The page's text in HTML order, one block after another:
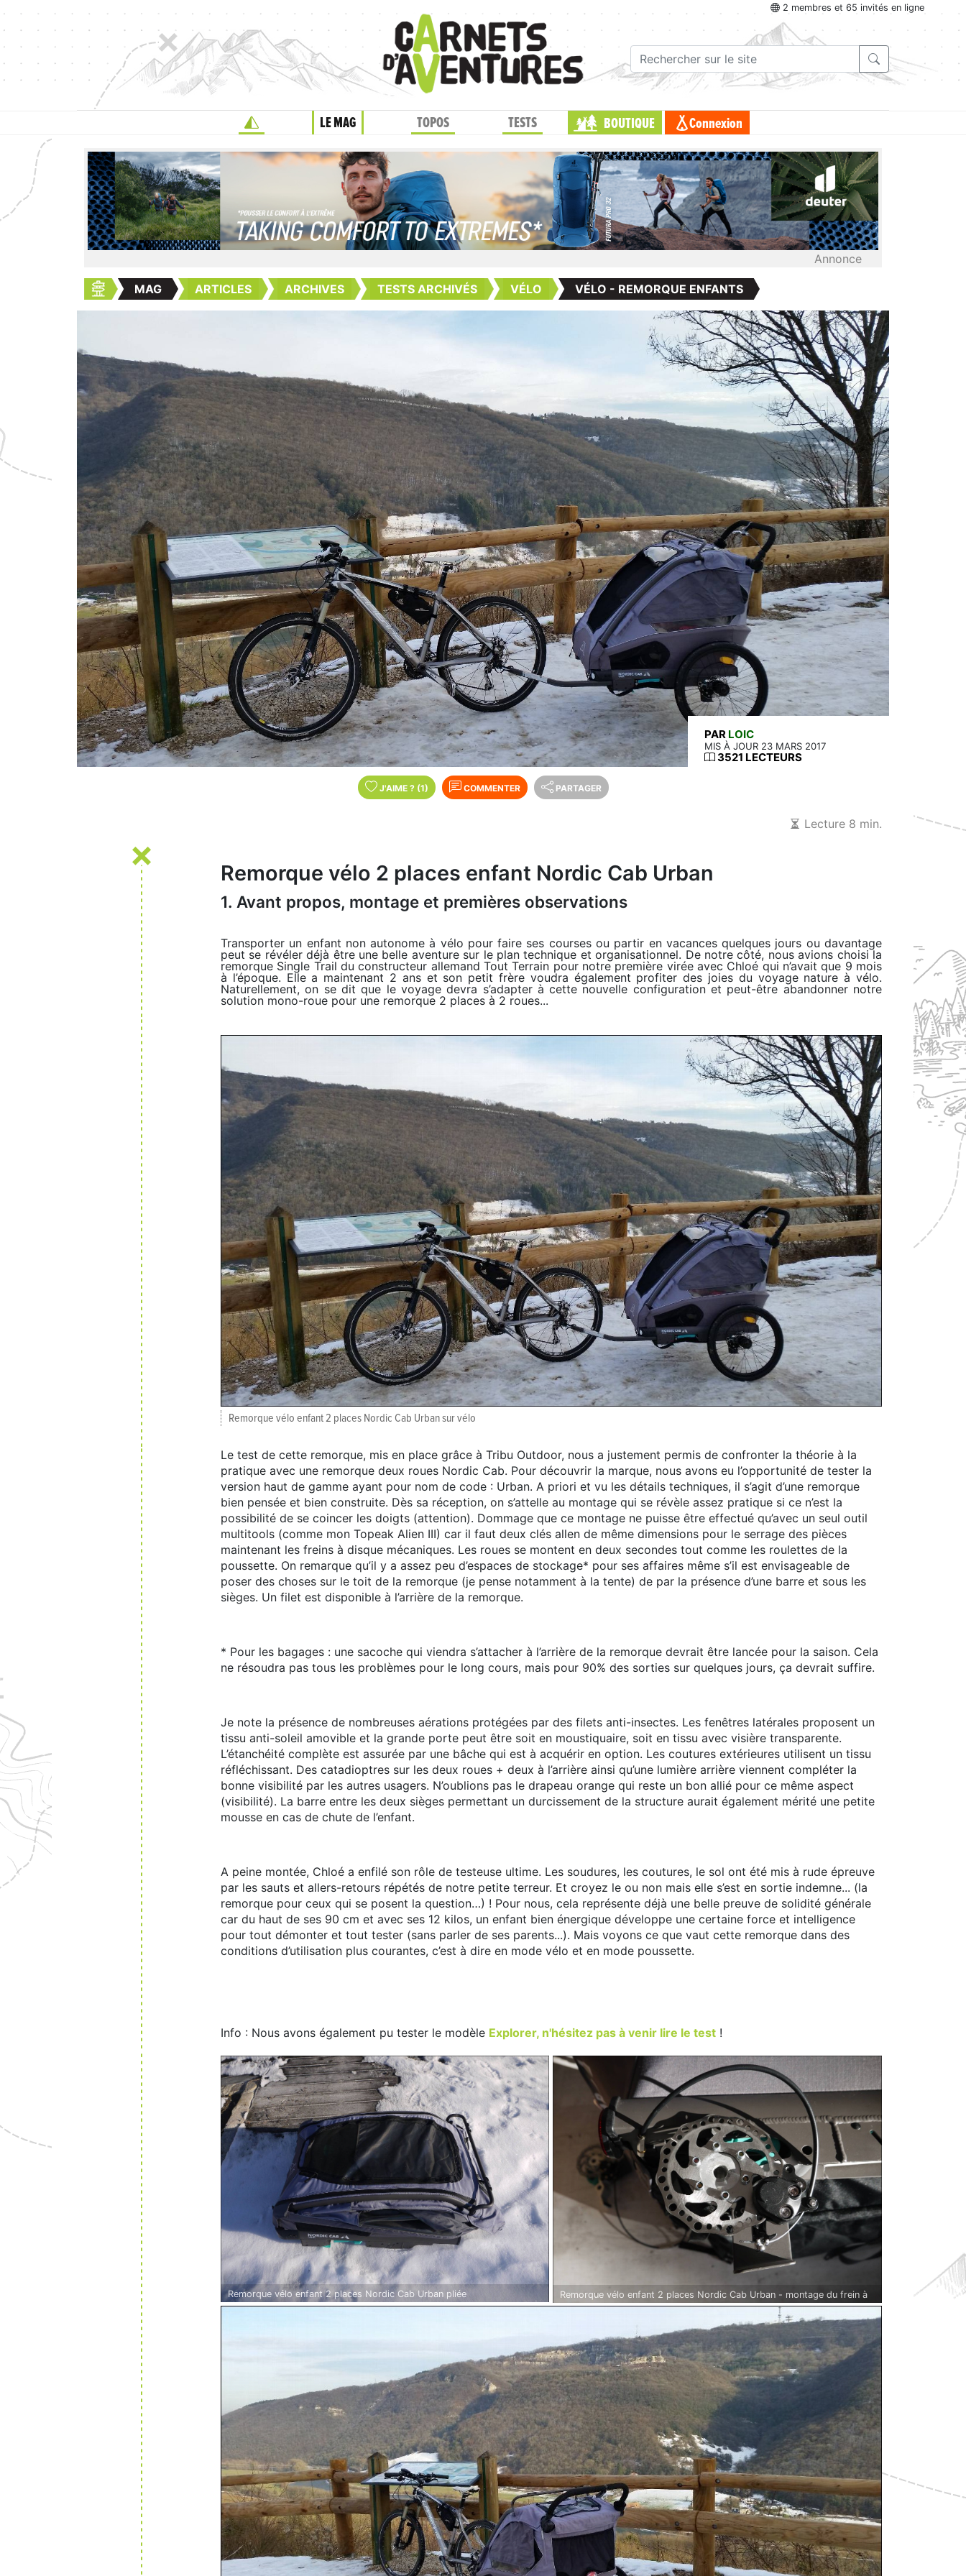
2 membres et 65 invités en ligne
LE MAG TOPOS TESTS BOUTIQUE Connexion
Annonce
MAG ARTICLES ARCHIVES TESTS ARCHIVÉS VÉLO VÉLO - REMORQUE ENFANTS
PAR LOIC
MIS À JOUR 23 MARS 2017
3521 LECTEURS
J'AIME ? (1) COMMENTER PARTAGER
Lecture 8 min.
Remorque vélo 2 places enfant Nordic Cab Urban
1. Avant propos, montage et premières observations
Transporter un enfant non autonome à vélo pour faire ses courses ou partir en vacances quelques jours ou davantage
peut se révéler déjà être une belle aventure sur le plan technique et organisationnel. De notre côté, nous avions choisi la
remorque Single Trail du constructeur allemand Tout Terrain pour notre première virée avec Chloé qui n’avait que 9 mois
à l’époque. Elle a maintenant 2 ans et son petit frère voudra également profiter des joies du voyage nature à vélo.
Naturellement, on se dit que le voyage devra s’adapter à cette nouvelle configuration et peut-être abandonner notre
solution mono-roue pour une remorque 2 places à 2 roues...
Remorque vélo enfant 2 places Nordic Cab Urban sur vélo
Le test de cette remorque, mis en place grâce à Tribu Outdoor, nous a justement permis de confronter la théorie à la
pratique avec une remorque deux roues Nordic Cab. Pour découvrir la marque, nous avons eu l’opportunité de tester la
version haut de gamme ayant pour nom de code : Urban. A priori et vu les détails techniques, il s’agit d’une remorque
bien pensée et bien construite. Dès sa réception, on s’attelle au montage qui se révèle assez pratique si ce n’est la
possibilité de se coincer les doigts (attention). Dommage que ce montage ne puisse être effectué qu’avec un seul outil
multitools (comme mon Topeak Alien III) car il faut deux clés allen de même dimensions pour le serrage des pièces
maintenant les freins à disque mécaniques. Les roues se montent en deux secondes tout comme les roulettes de la
poussette. On remarque qu’il y a assez peu d’espaces de stockage* pour ses affaires même s’il est envisageable de
poser des choses sur le toit de la remorque (je pense notamment à la tente) de par la présence d’une barre et sous les
sièges. Un filet est disponible à l’arrière de la remorque.
* Pour les bagages : une sacoche qui viendra s’attacher à l’arrière de la remorque devrait être lancée pour la saison. Cela
ne résoudra pas tous les problèmes pour le long cours, mais pour 90% des sorties sur quelques jours, ça devrait suffire.
Je note la présence de nombreuses aérations protégées par des filets anti-insectes. Les fenêtres latérales proposent un
tissu anti-soleil amovible et la grande porte peut être soit en moustiquaire, soit en tissu avec visière transparente.
L’étanchéité complète est assurée par une bâche qui est à acquérir en option. Les coutures extérieures utilisent un tissu
réfléchissant. Des catadioptres sur les deux roues + deux à l’arrière ainsi qu’une lumière arrière viennent compléter la
bonne visibilité par les autres usagers. N’oublions pas le drapeau orange qui reste un bon allié pour ce même aspect
(visibilité). La barre entre les deux sièges permettant un durcissement de la structure aurait également mérité une petite
mousse en cas de chute de l’enfant.
A peine montée, Chloé a enfilé son rôle de testeuse ultime. Les soudures, les coutures, le sol ont été mis à rude épreuve
par les sauts et allers-retours répétés de notre petite terreur. Et croyez le ou non mais elle s’est en sortie indemne... (la
remorque pour ceux qui se posent la question…) ! Pour nous, cela représente déjà une belle preuve de solidité générale
car du haut de ses 90 cm et avec ses 12 kilos, un enfant bien énergique développe une certaine force et intelligence
pour tout démonter et tout tester (sans parler de ses parents...). Mais voyons ce que vaut cette remorque dans des
conditions d’utilisation plus courantes, c’est à dire en mode vélo et en mode poussette.
Info : Nous avons également pu tester le modèle Explorer, n'hésitez pas à venir lire le test !
Remorque vélo enfant 2 places Nordic Cab Urban pliée
Remorque vélo enfant 2 places Nordic Cab Urban - montage du frein à
disque mécanique